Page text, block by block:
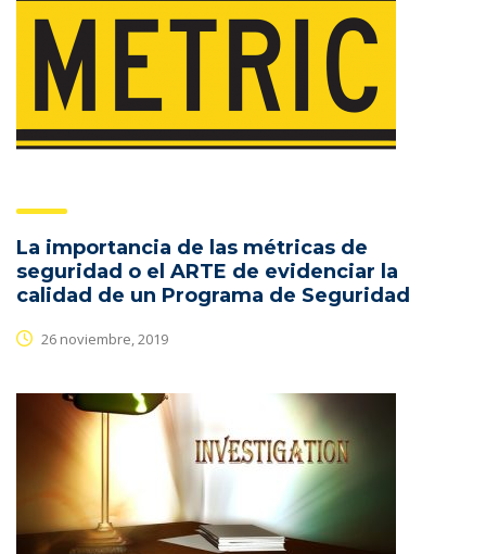
La importancia de las métricas de
seguridad o el ARTE de evidenciar la
calidad de un Programa de Seguridad
26 noviembre, 2019